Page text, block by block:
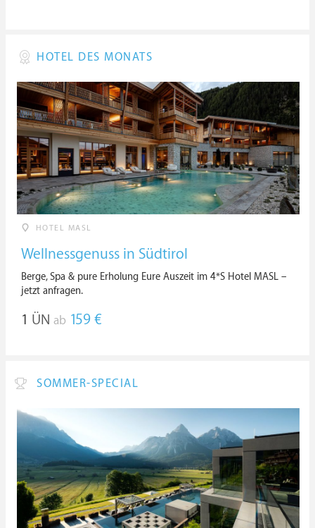
HOTEL DES MONATS
HOTEL MASL
Wellnessgenuss in Südtirol
Berge, Spa & pure Erholung Eure Auszeit im 4*S Hotel MASL –
jetzt anfragen.
1 ÜN ab 159 €
SOMMER-SPECIAL